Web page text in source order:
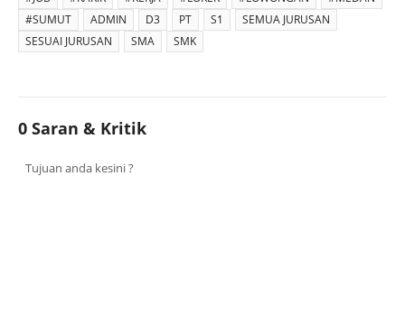
#SUMUT
ADMIN D3 PT S1
SEMUA JURUSAN
SESUAI JURUSAN
SMA SMK
0 Saran & Kritik
Tujuan anda kesini ?